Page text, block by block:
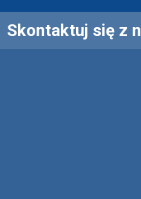
Skontaktuj się z